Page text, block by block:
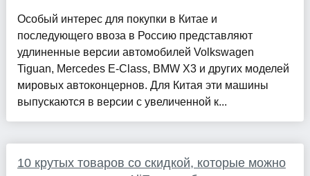
Особый интерес для покупки в Китае и
последующего ввоза в Россию представляют
удлиненные версии автомобилей Volkswagen
Tiguan, Mercedes E-Class, BMW X3 и других моделей
мировых автоконцернов. Для Китая эти машины
выпускаются в версии с увеличенной к...
10 крутых товаров со скидкой, которые можно